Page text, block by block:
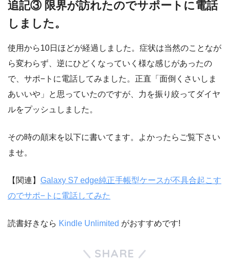
追記③ 限界が訪れたのでサポートに電話
しました。
使用から10日ほどが経過しました。症状は当然のことなが
ら変わらず、逆にひどくなっていく様な感じがあったの
で、サポ−トに電話してみました。正直「面倒くさいしま
あいいや」と思っていたのですが、力を振り絞ってダイヤ
ルをプッシュしました。
その時の顛末を以下に書いてます。よかったらご覧下さい
ませ。
【関連】 Galaxy S7 edge純正手帳型ケースが不具合起こす
のでサポ−トに電話してみた
読書好きなら Kindle Unlimited がおすすめです!
SHARE